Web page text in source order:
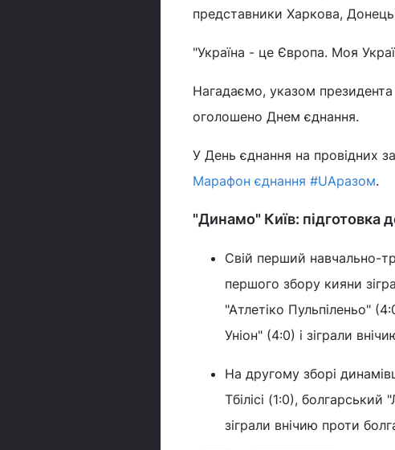
представники Харкова,
"Україна - це Європа. Моя
Нагадаємо, указом
оголошено Днем єднання.
У День єднання на провідних
Марафон єднання #UAразом.
"Динамо" Київ: підготовка
Свій перший навчально-
першого збору кияни
"Атлетіко Пульпіленьо"
Уніон" (4:0) і зіграли
На другому зборі
Тбілісі (1:0),
зіграли внічию проти